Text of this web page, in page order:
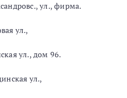
ул., фирма.
ул.,
ул., дом 96.
ул.,